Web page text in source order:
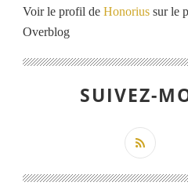
Voir le profil de Honorius sur le
Overblog
SUIVEZ-